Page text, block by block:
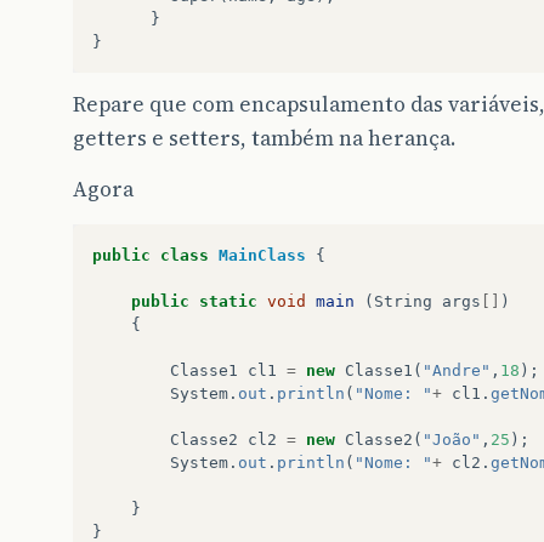
}
}
Repare que com encapsulamento das
getters e setters, também na herança.
Agora
public class MainClass {
public static void main ( String args [] )
{
Classe1 cl1 = new Classe1 ( "Andre" , 18 );
System . out . println ( "Nome: "+ cl1 .
Classe2 cl2 = new Classe2 ( "João" , 25 );
System . out . println ( "Nome: "+ cl2 .
}
}